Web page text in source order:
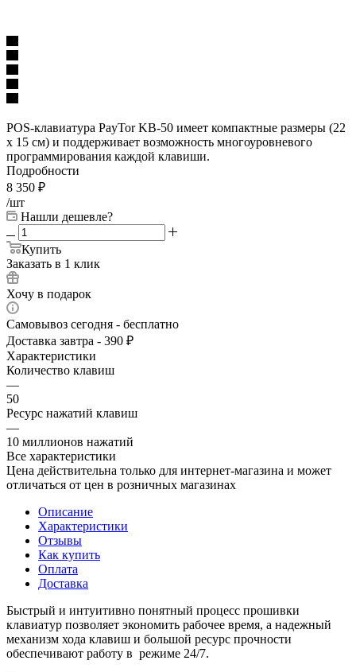
POS-клавиатура PayTor KB-50 имеет компактные размеры (22
х 15 см) и поддерживает возможность многоуровневого
программирования каждой клавиши.
Подробности
8 350 ₽
/шт
Нашли дешевле?
Купить
Заказать в 1 клик
Хочу в подарок
Самовывоз сегодня - бесплатно
Доставка завтра - 390 ₽
Характеристики
Количество клавиш
—
50
Ресурс нажатий клавиш
—
10 миллионов нажатий
Все характеристики
Цена действительна только для интернет-магазина и может
отличаться от цен в розничных магазинах
Описание
Характеристики
Отзывы
Как купить
Оплата
Доставка
Быстрый и интуитивно понятный процесс прошивки
клавиатур позволяет экономить рабочее время, а надежный
механизм хода клавиш и большой ресурс прочности
обеспечивают работу в режиме 24/7.